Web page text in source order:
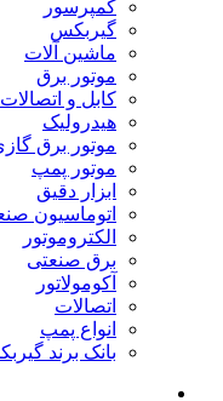
کمپرسور
گیربکس
ماشین آلات
موتور برق
کابل و
هیدرولیک
موتور برق
موتور پمپ
ابزار دقیق
اتوماسیون
الکتروموتور
برق صنعتی
آکومولاتور
اتصالات
انواع پمپ
بانک برند